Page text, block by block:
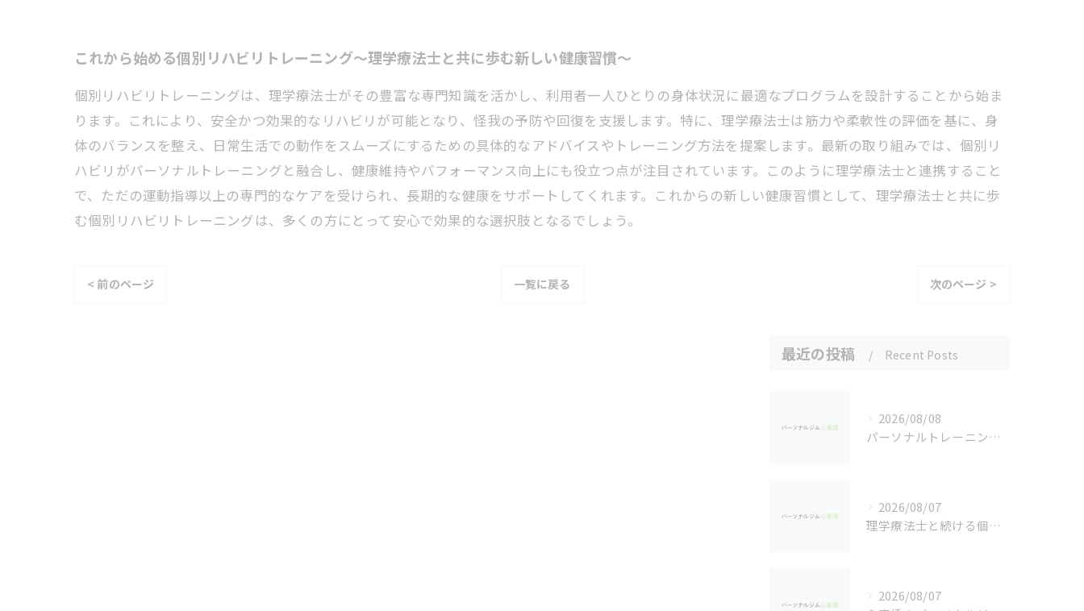
これから始める個別リハビリトレーニング〜理学療法士と共に歩む新しい健康習慣〜
個別リハビリトレーニングは、理学療法士がその豊富な専門知識を活かし、利用者一人ひとりの身体状況に最適なプログラムを設計することから始ま
ります。これにより、安全かつ効果的なリハビリが可能となり、怪我の予防や回復を支援します。特に、理学療法士は筋力や柔軟性の評価を基に、身
体のバランスを整え、日常生活での動作をスムーズにするための具体的なアドバイスやトレーニング方法を提案します。最新の取り組みでは、個別リ
ハビリがパーソナルトレーニングと融合し、健康維持やパフォーマンス向上にも役立つ点が注目されています。このように理学療法士と連携すること
で、ただの運動指導以上の専門的なケアを受けられ、長期的な健康をサポートしてくれます。これからの新しい健康習慣として、理学療法士と共に歩
む個別リハビリトレーニングは、多くの方にとって安心で効果的な選択肢となるでしょう。
< 前のページ 一覧に戻る 次のページ >
最近の投稿 Recent Posts
2026/08/08
パーソナルトレーニングで自己挑戦するなら心斎橋駅近周辺で失敗しない選び方ガイド
2026/08/07
理学療法士と続ける個別パーソナルトレーニングの魅力
2026/08/07